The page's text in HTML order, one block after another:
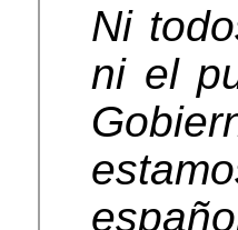
Ni
ni el